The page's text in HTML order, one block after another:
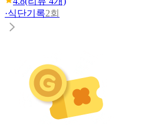
·식단기록2회